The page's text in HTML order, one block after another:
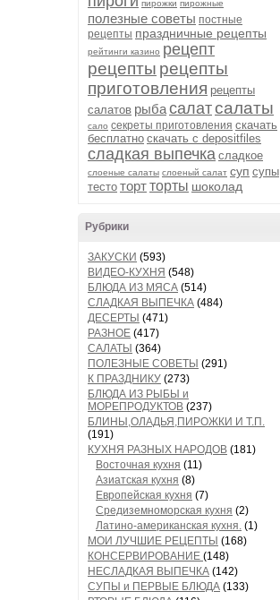
пирожки пирожные
полезные советы постные
рецепты праздничные рецепты
рейтинги казино рецепт
рецепты рецепты
приготовления рецепты
салатов рыбасалатсалаты
сало секреты приготовления скачать
бесплатно скачать с depositfiles
сладкая выпечка сладкое
слоеные салаты слоеный салат суп супы
тесто тортторты шоколад
Рубрики
ЗАКУСКИ (593)
ВИДЕО-КУХНЯ (548)
БЛЮДА ИЗ МЯСА (514)
СЛАДКАЯ ВЫПЕЧКА (484)
ДЕСЕРТЫ (471)
РАЗНОЕ (417)
САЛАТЫ (364)
ПОЛЕЗНЫЕ СОВЕТЫ (291)
К ПРАЗДНИКУ (273)
БЛЮДА ИЗ РЫБЫ и
МОРЕПРОДУКТОВ (237)
БЛИНЫ,ОЛАДЬЯ,ПИРОЖКИ И Т.П.
(191)
КУХНЯ РАЗНЫХ НАРОДОВ (181)
Восточная кухня (11)
Азиатская кухня (8)
Европейская кухня (7)
Средиземноморская кухня (2)
Латино-американская кухня. (1)
МОИ ЛУЧШИЕ РЕЦЕПТЫ (168)
КОНСЕРВИРОВАНИЕ (148)
НЕСЛАДКАЯ ВЫПЕЧКА (142)
СУПЫ и ПЕРВЫЕ БЛЮДА (133)